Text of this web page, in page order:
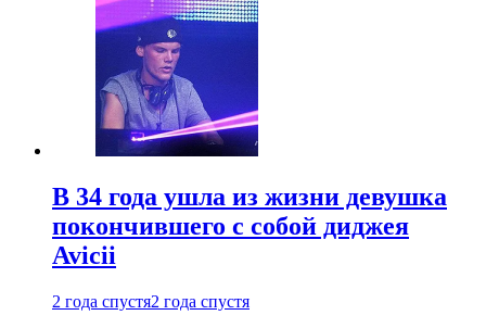
В 34 года ушла из жизни девушка
покончившего с собой диджея
Avicii
2 года спустя2 года спустя